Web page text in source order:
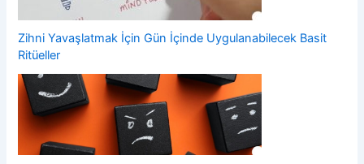
Zihni Yavaşlatmak İçin Gün İçinde Uygulanabilecek Basit
Ritüeller